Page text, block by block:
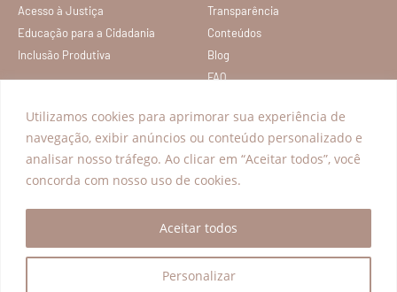
Utilizamos cookies para aprimorar sua experiência de
navegação, exibir anúncios ou conteúdo personalizado e
analisar nosso tráfego. Ao clicar em “Aceitar todos”, você
concorda com nosso uso de cookies.
Personalizar
Aceitar todos
Acesso à Justiça
Educação para a Cidadania
Inclusão Produtiva
Transparência
Conteúdos
Blog
FAQ
Termos de Serviço
Todos os direitos reservados – Instituto Nelson Wilians